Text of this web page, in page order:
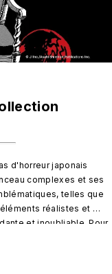
d'horreur japonais
complexes et ses
telles que
réalistes et
et inoubliable. Pour